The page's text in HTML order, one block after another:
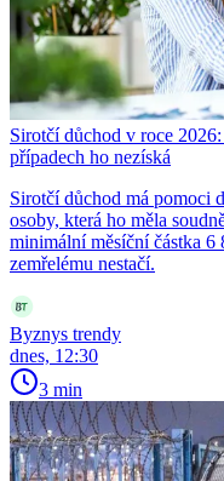
Sirotčí důchod v roce
případech ho nezíská
Sirotčí důchod má pomoci
osoby, která ho měla
minimální měsíční částka 6
zemřelému nestačí.
Byznys trendy
dnes, 12:30
3 min